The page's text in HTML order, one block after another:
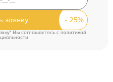
заявку
Вы соглашаетесь c политикой